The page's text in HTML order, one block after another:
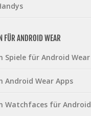
FÜR ANDROID WEAR
Spiele für Android Wear
Android Wear Apps
Watchfaces für Android